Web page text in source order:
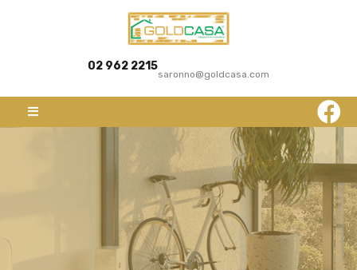
02 962 2215
saronno@goldcasa.com